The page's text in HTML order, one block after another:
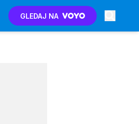
GLEDAJ NA